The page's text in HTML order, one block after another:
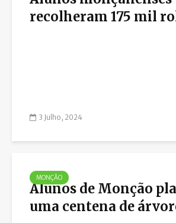
recolheram 175 mil
3 Julho, 2024
MONÇÃO
Alunos de Monção
uma centena de